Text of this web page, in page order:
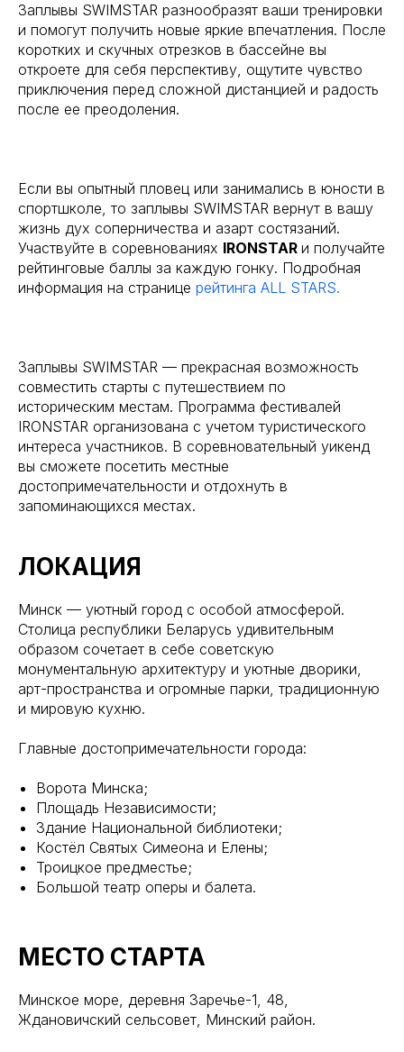
Заплывы SWIMSTAR разнообразят ваши тренировки
и помогут получить новые яркие впечатления. После
коротких и скучных отрезков в бассейне вы
откроете для себя перспективу, ощутите чувство
приключения перед сложной дистанцией и радость
после ее преодоления.
Если вы опытный пловец или занимались в юности в
спортшколе, то заплывы SWIMSTAR вернут в вашу
жизнь дух соперничества и азарт состязаний.
Участвуйте в соревнованиях IRONSTAR и получайте
рейтинговые баллы за каждую гонку. Подробная
информация на странице рейтинга ALL STARS.
Заплывы SWIMSTAR — прекрасная возможность
совместить старты с путешествием по
историческим местам. Программа фестивалей
IRONSTAR организована с учетом туристического
интереса участников. В соревновательный уикенд
вы сможете посетить местные
достопримечательности и отдохнуть в
запоминающихся местах.
ЛОКАЦИЯ
Минск — уютный город с особой атмосферой.
Столица республики Беларусь удивительным
образом сочетает в себе советскую
монументальную архитектуру и уютные дворики,
арт-пространства и огромные парки, традиционную
и мировую кухню.
Главные достопримечательности города:
Ворота Минска;
Площадь Независимости;
Здание Национальной библиотеки;
Костёл Святых Симеона и Елены;
Троицкое предместье;
Большой театр оперы и балета.
МЕСТО СТАРТА
Минское море, деревня Заречье-1, 48,
Ждановичский сельсовет, Минский район.